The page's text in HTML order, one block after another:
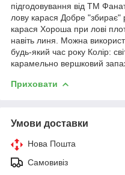
підгодовування від ТМ
лову карася Добре "збирає"
карася Хороша при лові
навіть линя. Можна
будь-який час року Колір:
карамельно вершковий
Приховати
Умови доставки
Нова Пошта
Самовивіз